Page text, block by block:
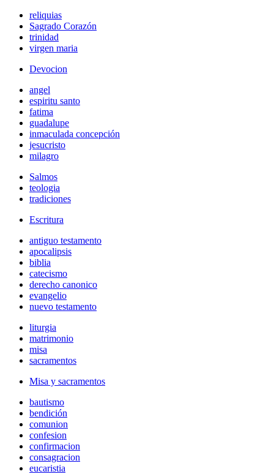
reliquias
Sagrado Corazón
trinidad
virgen maria
Devocion
angel
espiritu santo
fatima
guadalupe
inmaculada concepción
jesucristo
milagro
Salmos
teologia
tradiciones
Escritura
antiguo testamento
apocalipsis
biblia
catecismo
derecho canonico
evangelio
nuevo testamento
liturgia
matrimonio
misa
sacramentos
Misa y sacramentos
bautismo
bendición
comunion
confesion
confirmacion
consagracion
eucaristia